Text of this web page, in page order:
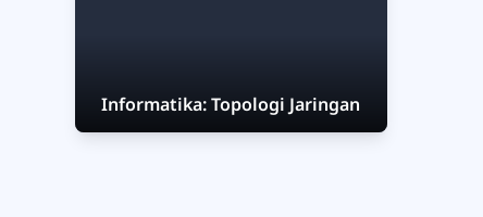
Informatika: Topologi Jaringan